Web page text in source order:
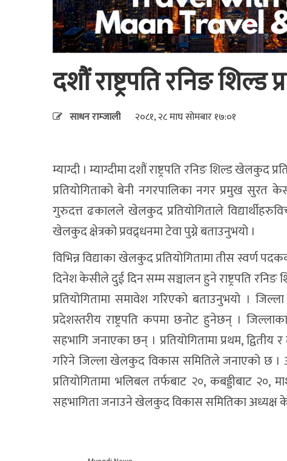
दशौं राष्ट्रपति रनिङ शिल्ड
साधन राम्जाली २०८१, २८ माघ सोमबार १७:०१
म्याग्दी । म्याग्दीमा दशौं राष्ट्रपति रनिङ शिल्ड
प्रतियोगिताको बेनी नगरपालिका नगर प्रमुख सुरत
गुरुदत्त ढकालले खेलकुद प्रतियोगिताले
खेलकुद क्षेत्रको प्रवद्र्धनमा टेवा पुग्ने बताउनुभयो ।
विभिन्न विद्याका खेलकुद प्रतियोगितामा तीस स्वर्ण
दिनेश केसीले दुई दिन सम्म सञ्चालन हुने राष्ट्रपति
प्रतियोगितामा समावेश गरिएको बताउनुभयो ।
प्रदेशस्तरीय राष्ट्रपति कपमा छनोट हुनेछन् ।
सहभागि जनाएका छन् । प्रतियोगितामा प्रथम,
गरिने जिल्ला खेलकुद विकास समितिले जनाएको छ ।
प्रतियोगितामा भलिबल तर्फबाट २०, कबड्डीबाट
सहभागिता जनाउने खेलकुद विकास समितिका अध्यक्ष